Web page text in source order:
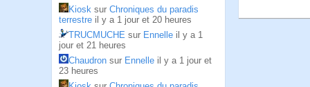
Kiosk sur Chroniques du paradis
terrestre il y a 1 jour et 20 heures
TRUCMUCHE sur Ennelle il y a 1
jour et 21 heures
Chaudron sur Ennelle il y a 1 jour et
23 heures